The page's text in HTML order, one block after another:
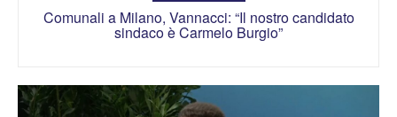
Comunali a Milano, Vannacci: “Il nostro candidato
sindaco è Carmelo Burgio”
Eruzione Etna, l’attore Filippo Laganà: “Bloccato a
Catania senza farmaci, chiesti 700 euro per arrivare a